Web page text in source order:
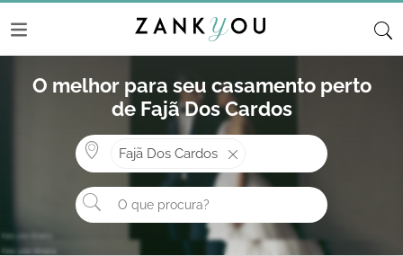
O melhor para seu casamento perto
de Fajã Dos Cardos
Onde? ex: Cascais
Fajã Dos Cardos
O que procura?